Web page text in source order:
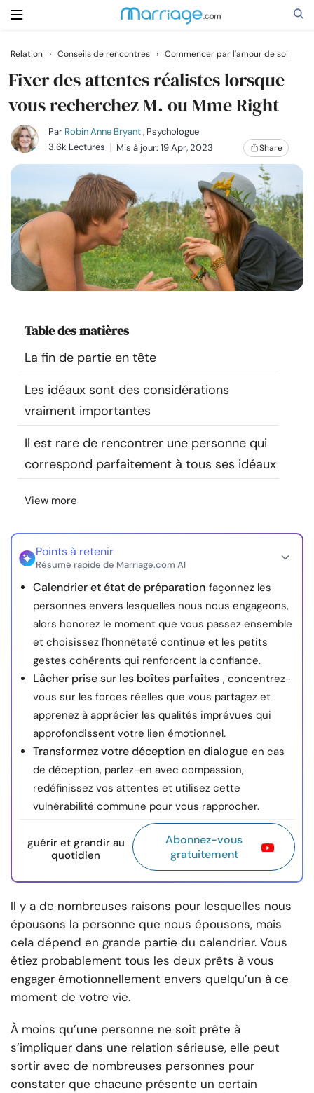
Rechercher
Se marier
Relations
Famille
Aide
Cours
Ressources
Communauté
Trouver un thérapeute
Langue
À propos de nous
© Copyright 2026. Tous droits réservés.
Relation › Conseils de rencontres › Commencer par l'amour de soi
Fixer des attentes réalistes lorsque
vous recherchez M. ou Mme Right
Par Robin Anne Bryant, Psychologue
3.6k Lectures
Mis à jour: 19 Apr, 2023 Share
Table des matières
La fin de partie en tête
Les idéaux sont des considérations
vraiment importantes
Il est rare de rencontrer une personne qui
correspond parfaitement à tous ses idéaux
View more
Points à retenir
Résumé rapide de Marriage.com AI
Calendrier et état de préparation façonnez les
personnes envers lesquelles nous nous engageons,
alors honorez le moment que vous passez ensemble
et choisissez l'honnêteté continue et les petits
gestes cohérents qui renforcent la confiance.
Lâcher prise sur les boîtes parfaites , concentrez-
vous sur les forces réelles que vous partagez et
apprenez à apprécier les qualités imprévues qui
approfondissent votre lien émotionnel.
Transformez votre déception en dialogue en cas
de déception, parlez-en avec compassion,
redéfinissez vos attentes et utilisez cette
vulnérabilité commune pour vous rapprocher.
guérir et grandir au
quotidien
Abonnez-vous
gratuitement
Il y a de nombreuses raisons pour lesquelles nous
épousons la personne que nous épousons, mais
cela dépend en grande partie du calendrier. Vous
étiez probablement tous les deux prêts à vous
engager émotionnellement envers quelqu’un à ce
moment de votre vie.
À moins qu’une personne ne soit prête à
s’impliquer dans une relation sérieuse, elle peut
sortir avec de nombreuses personnes pour
constater que chacune présente un certain